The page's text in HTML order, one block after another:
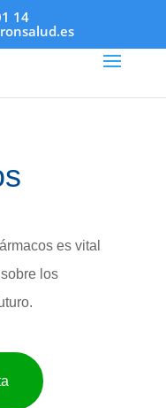
14
es vital
los